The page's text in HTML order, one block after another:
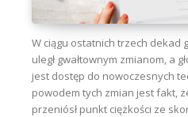
W ciągu ostatnich trzech
uległ gwałtownym zmianom, a
jest dostęp do nowoczesnych
powodem tych zmian jest fakt,
przeniósł punkt ciężkości ze